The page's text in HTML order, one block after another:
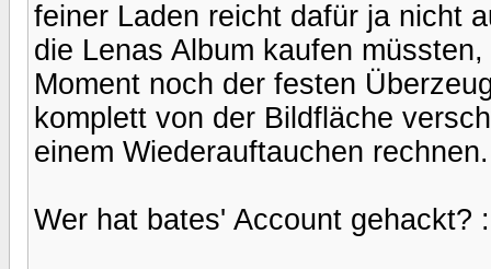
feiner Laden reicht dafür ja nicht
die Lenas Album kaufen
Moment noch der festen
komplett von der Bildfläche
einem Wiederauftauchen rechnen.
Wer hat bates' Account gehackt?